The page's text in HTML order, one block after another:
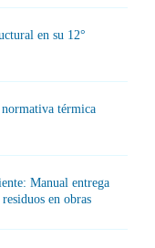
en su 12°
normativa térmica
Manual entrega
en obras